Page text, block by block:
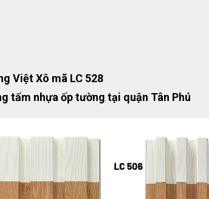
Việt Xô mã LC 528
tấm nhựa ốp tường tại quận Tân Phú